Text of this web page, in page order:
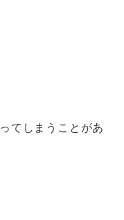
てしまうことがあ